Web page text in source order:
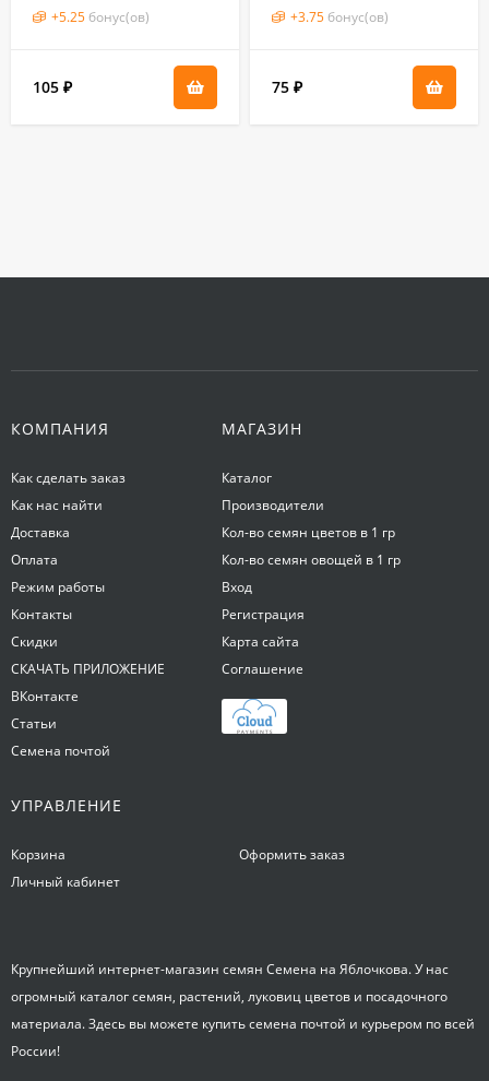
+5.25 бонус(ов)
105 ₽
+3.75 бонус(ов)
75 ₽
КОМПАНИЯ
Как сделать заказ
Как нас найти
Доставка
Оплата
Режим работы
Контакты
Скидки
СКАЧАТЬ ПРИЛОЖЕНИЕ
ВКонтакте
Статьи
Семена почтой
МАГАЗИН
Каталог
Производители
Кол-во семян цветов в 1 гр
Кол-во семян овощей в 1 гр
Вход
Регистрация
Карта сайта
Соглашение
УПРАВЛЕНИЕ
Корзина
Личный кабинет
Оформить заказ
Крупнейший интернет-магазин семян Семена на Яблочкова. У нас
огромный каталог семян, растений, луковиц цветов и посадочного
материала. Здесь вы можете купить семена почтой и курьером по всей
России!